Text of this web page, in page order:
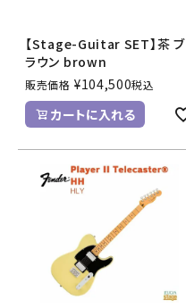
【Stage-Guitar SET】茶 ブ
ラウン brown
販売価格 ¥104,500税込
カートに入れる